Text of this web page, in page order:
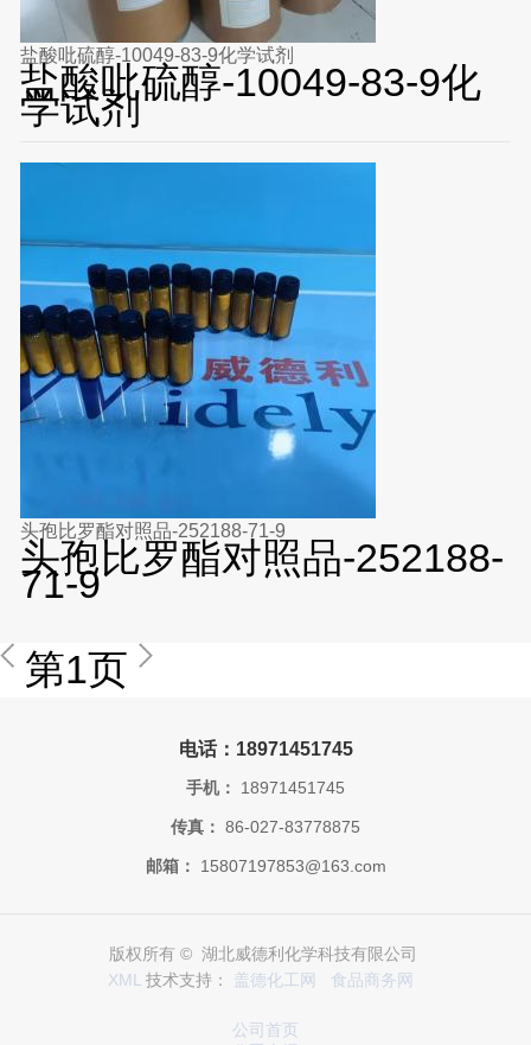
盐酸吡硫醇-10049-83-9化学试剂
盐酸吡硫醇-10049-83-9化
学试剂
头孢比罗酯对照品-252188-71-9
头孢比罗酯对照品-252188-
71-9
第1页
电话：18971451745
手机： 18971451745
传真： 86-027-83778875
邮箱： 15807197853@163.com
版权所有 © 湖北威德利化学科技有限公司
XML 技术支持： 盖德化工网 食品商务网
公司首页